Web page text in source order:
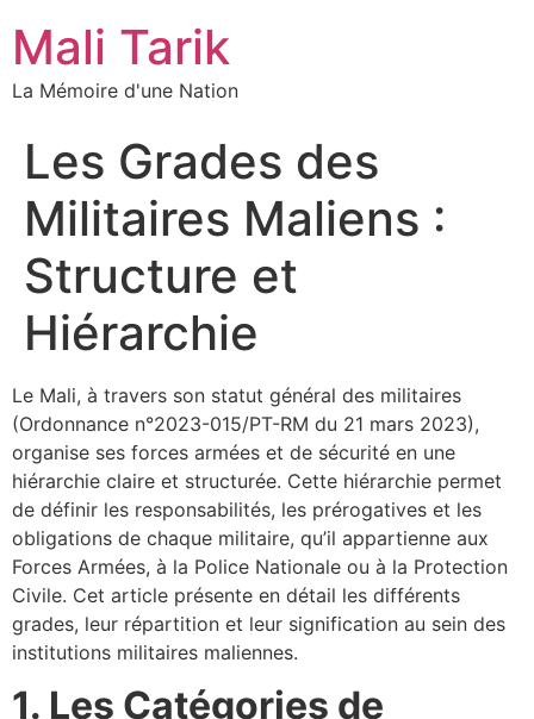
Mali Tarik
La Mémoire d'une Nation
Les Grades des
Militaires Maliens :
Structure et
Hiérarchie
Le Mali, à travers son statut général des militaires
(Ordonnance n°2023-015/PT-RM du 21 mars 2023),
organise ses forces armées et de sécurité en une
hiérarchie claire et structurée. Cette hiérarchie permet
de définir les responsabilités, les prérogatives et les
obligations de chaque militaire, qu’il appartienne aux
Forces Armées, à la Police Nationale ou à la Protection
Civile. Cet article présente en détail les différents
grades, leur répartition et leur signification au sein des
institutions militaires maliennes.
1. Les Catégories de